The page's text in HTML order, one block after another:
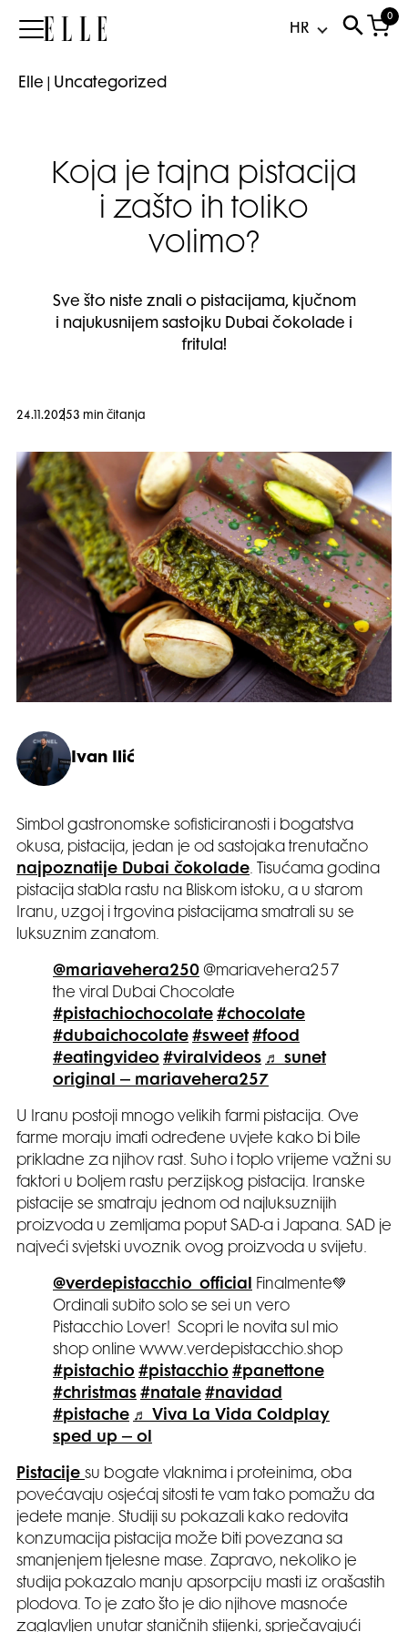
Elle
0
Elle Uncategorized
Koja je tajna pistacija
i zašto ih toliko
volimo?
Sve što niste znali o pistacijama, kjučnom
i najukusnijem sastojku Dubai čokolade i
fritula!
24.11.20253 min čitanja
Ivan Ilić
Simbol gastronomske sofisticiranosti i bogatstva
okusa, pistacija, jedan je od sastojaka trenutačno
najpoznatije Dubai čokolade. Tisućama godina
pistacija stabla rastu na Bliskom istoku, a u starom
Iranu, uzgoj i trgovina pistacijama smatrali su se
luksuznim zanatom.
@mariavehera250 @mariavehera257
the viral Dubai Chocolate
#pistachiochocolate #chocolate
#dubaichocolate #sweet #food
#eatingvideo #viralvideos ♬ sunet
original – mariavehera257
U Iranu postoji mnogo velikih farmi pistacija. Ove
farme moraju imati određene uvjete kako bi bile
prikladne za njihov rast. Suho i toplo vrijeme važni su
faktori u boljem rastu perzijskog pistacija. Iranske
pistacije se smatraju jednom od najluksuznijih
proizvoda u zemljama poput SAD-a i Japana. SAD je
najveći svjetski uvoznik ovog proizvoda u svijetu.
@verdepistacchio_official
Finalmente💚
Ordinali subito solo se sei un vero
Pistacchio Lover! Scopri le novita sul mio
shop online www.verdepistacchio.shop
#pistachio #pistacchio #panettone
#christmas #natale #navidad
#pistache ♬ Viva La Vida Coldplay
sped up – ol
Pistacije su bogate vlaknima i proteinima, oba
povećavaju osjećaj sitosti te vam tako pomažu da
jedete manje. Studiji su pokazali kako redovita
konzumacija pistacija može biti povezana sa
smanjenjem tjelesne mase. Zapravo, nekoliko je
studija pokazalo manju apsorpciju masti iz orašastih
plodova. To je zato što je dio njihove masnoće
zaglavljen unutar staničnih stijenki, sprječavajući